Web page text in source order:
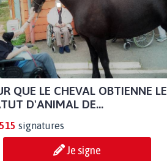
QUE LE CHEVAL OBTIENNE LE
D'ANIMAL DE...
signatures
Je signe